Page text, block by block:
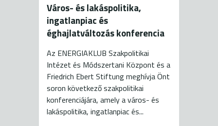
Város- és lakáspolitika,
ingatlanpiac és
éghajlatváltozás konferencia
Az ENERGIAKLUB Szakpolitikai
Intézet és Módszertani Központ és a
Friedrich Ebert Stiftung meghívja Önt
soron következő szakpolitikai
konferenciájára, amely a város- és
lakáspolitika, ingatlanpiac és...